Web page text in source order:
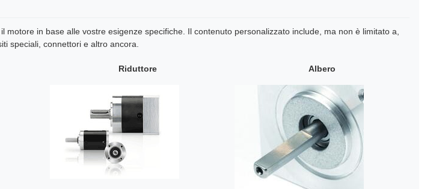
in base alle vostre esigenze specifiche. Il contenuto personalizzato include, ma non è limitato a,
speciali, connettori e altro ancora.
Riduttore Albero